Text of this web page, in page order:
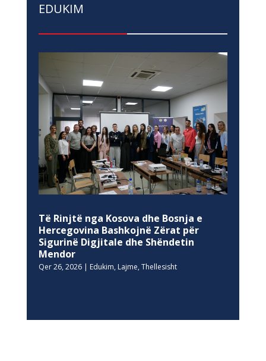
EDUKIM
Të Rinjtë nga Kosova dhe Bosnja e
Hercegovina Bashkojnë Zërat për
Sigurinë Digjitale dhe Shëndetin
Mendor
Qer 26, 2026| Edukim, Lajme, Thellesisht